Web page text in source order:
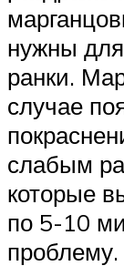
нужны
ранки.
случае
слабым
которые
по 5-10
проблему.